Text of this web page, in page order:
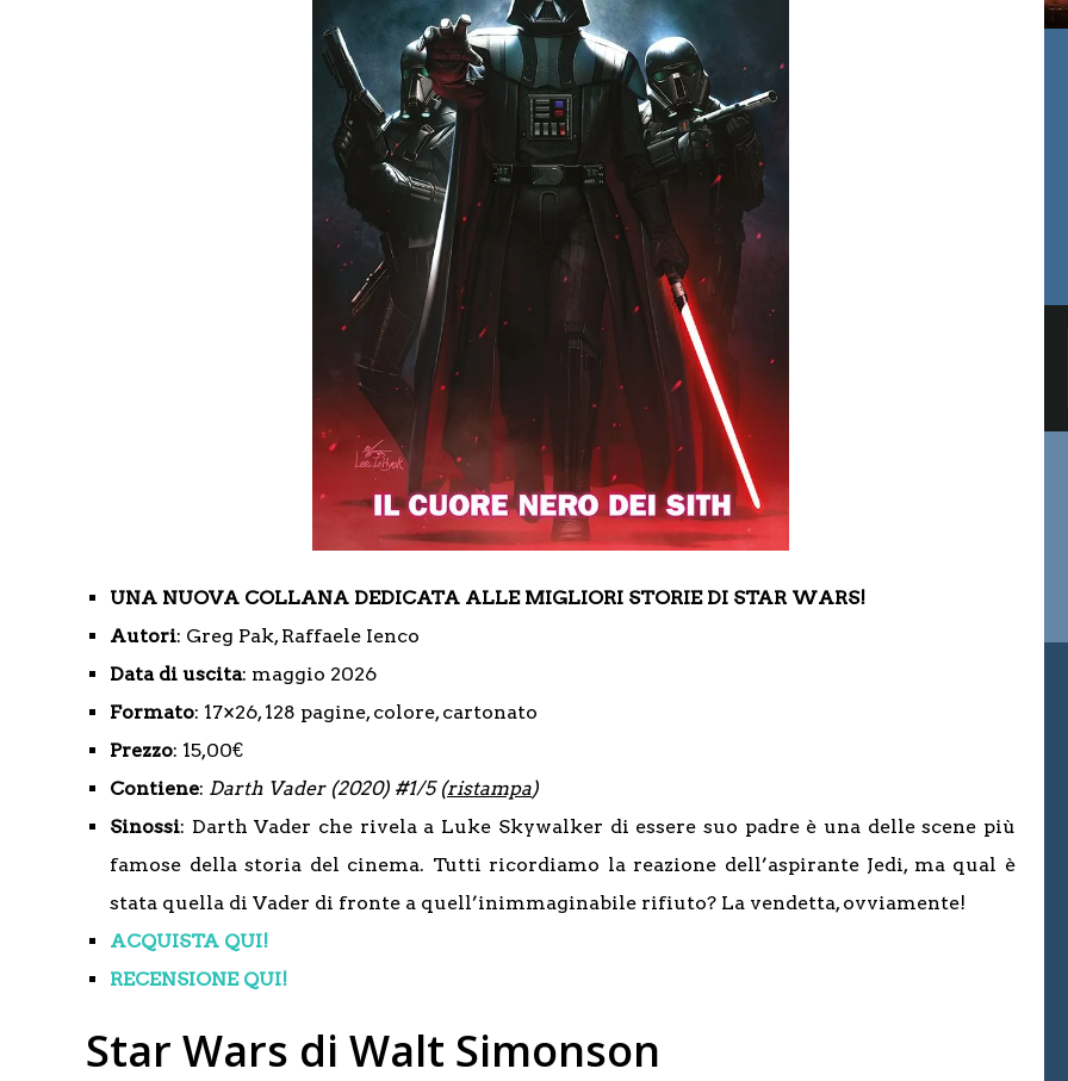
UNA NUOVA COLLANA DEDICATA ALLE MIGLIORI STORIE DI STAR WARS!
Autori: Greg Pak, Raffaele Ienco
Data di uscita: maggio 2026
Formato: 17×26, 128 pagine, colore, cartonato
Prezzo: 15,00€
Contiene: Darth Vader (2020) #1/5 (ristampa)
Sinossi: Darth Vader che rivela a Luke Skywalker di essere suo padre è una delle scene più
famose della storia del cinema. Tutti ricordiamo la reazione dell’aspirante Jedi, ma qual è
stata quella di Vader di fronte a quell’inimmaginabile rifiuto? La vendetta, ovviamente!
ACQUISTA QUI!
RECENSIONE QUI!
Star Wars di Walt Simonson